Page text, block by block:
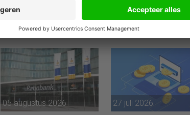
05 augustus 2026 27 juli 2026